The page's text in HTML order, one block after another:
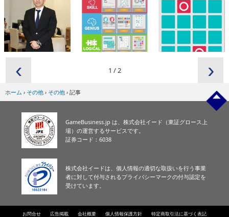
1 /2
‹ ›
ホーム › その他 › その他 › 記事
GameBusiness.jp は、株式会社イード（東証グロース上
場）の運営するサービスです。
証券コード：6038
株式会社イードは、個人情報の適切な取扱いを行う事業
者に対して付与されるプライバシーマークの付与認定を
受けています。
お問合せ 広告掲載 会社概要 個人情報保護方針 特定商取引法に基づく表記